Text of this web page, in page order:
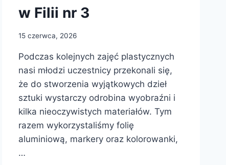
w Filii nr 3
15 czerwca, 2026
Podczas kolejnych zajęć plastycznych
nasi młodzi uczestnicy przekonali się,
że do stworzenia wyjątkowych dzieł
sztuki wystarczy odrobina wyobraźni i
kilka nieoczywistych materiałów. Tym
razem wykorzystaliśmy folię
aluminiową, markery oraz kolorowanki,
…